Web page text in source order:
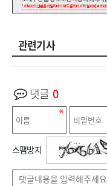
관련기사
댓글 0
스팸방지